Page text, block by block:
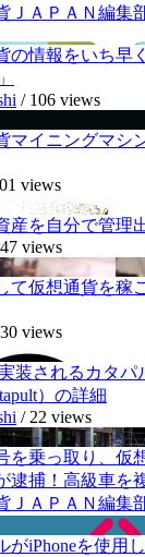
ＪＡＰＡＮ編集
の情報をいち早
/ 106 views
マイニングマシ
views
産を自分で管理
47 views
て仮想通貨を稼
30 views
装されるカタパ
）の詳細
/ 22 views
を乗っ取り、仮
逮捕！高級車を
ＪＡＰＡＮ編集
がiPhoneを使用